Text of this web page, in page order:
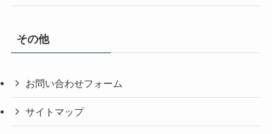
その他
お問い合わせフォーム
サイトマップ